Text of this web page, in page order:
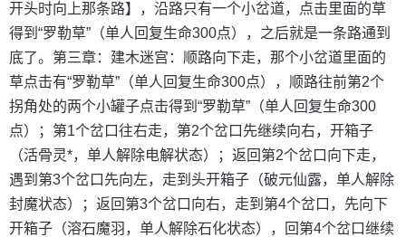
开头时向上那条路】，沿路只有一个小岔道，点击里面的草
得到“罗勒草”（单人回复生命300点），之后就是一条路通到
底了。第三章：建木迷宫：顺路向下走，那个小岔道里面的
草点击有“罗勒草”（单人回复生命300点），顺路往前第2个
拐角处的两个小罐子点击得到“罗勒草”（单人回复生命300
点）；第1个岔口往右走，第2个岔口先继续向右，开箱子
（活骨灵*，单人解除电解状态）；返回第2个岔口向下走，
遇到第3个岔口先向左，走到头开箱子（破元仙露，单人解除
封魔状态）；返回第3个岔口向右，走到第4个岔口，先向下
开箱子（溶石魔羽，单人解除石化状态），回第4个岔口继续